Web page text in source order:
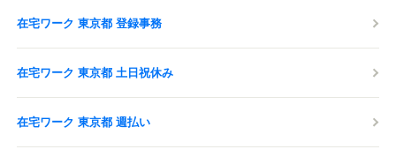
在宅ワーク 東京都 登録事務
在宅ワーク 東京都 土日祝休み
在宅ワーク 東京都 週払い